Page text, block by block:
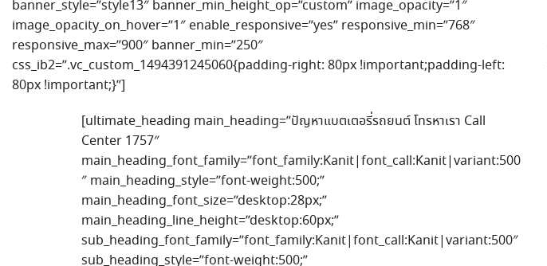
banner_style=”style13″ banner_min_height_op=”custom” image_opacity=”1″
image_opacity_on_hover=”1″ enable_responsive=”yes” responsive_min=”768″
responsive_max=”900″ banner_min=”250″
css_ib2=”.vc_custom_1494391245060{padding-right: 80px !important;padding-left:
80px !important;}”]
[ultimate_heading main_heading=”ปัญหาแบตเตอรี่รถยนต์ โทรหาเรา Call
Center 1757″
main_heading_font_family=”font_family:Kanit|font_call:Kanit|variant:500
″ main_heading_style=”font-weight:500;”
main_heading_font_size=”desktop:28px;”
main_heading_line_height=”desktop:60px;”
sub_heading_font_family=”font_family:Kanit|font_call:Kanit|variant:500″
sub_heading_style=”font-weight:500;”